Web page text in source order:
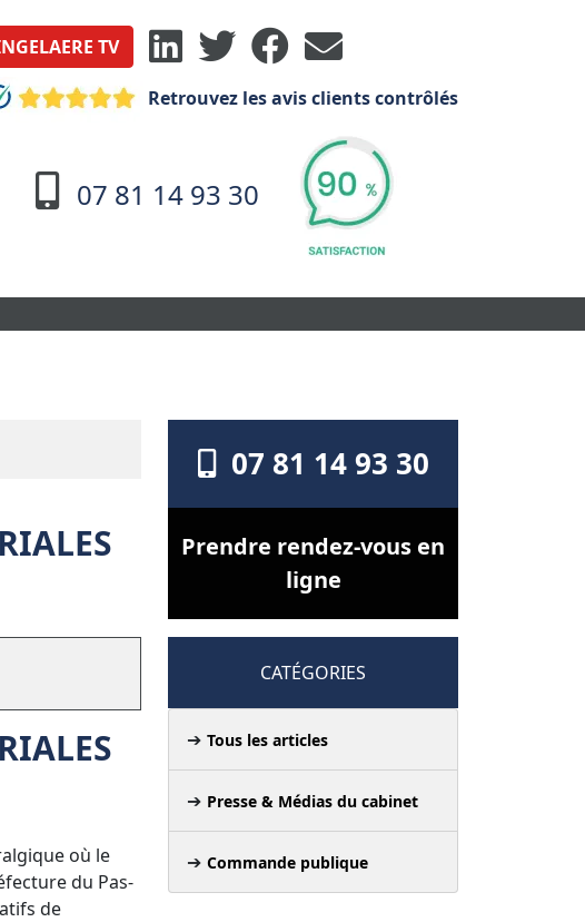
TV
Retrouvez les avis clients contrôlés
07 81 14 93 30
où le
du Pas-
de
07 81 14 93 30
Prendre rendez-vous en
ligne
CATÉGORIES
Tous les articles
Presse & Médias du cabinet
Commande publique